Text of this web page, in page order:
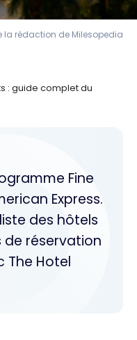
la rédaction de Milesopedia
: guide complet du
Fine
Express.
des hôtels
de réservation
The Hotel